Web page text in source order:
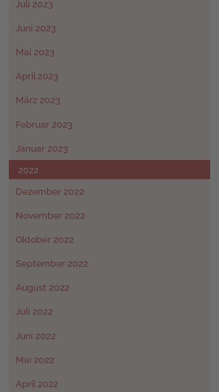
Juli 2023
Juni 2023
Mai 2023
April 2023
März 2023
Februar 2023
Januar 2023
2022
Dezember 2022
November 2022
Oktober 2022
September 2022
August 2022
Juli 2022
Juni 2022
Mai 2022
April 2022